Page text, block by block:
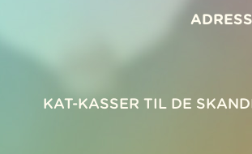
KAT-KASSER TIL DE